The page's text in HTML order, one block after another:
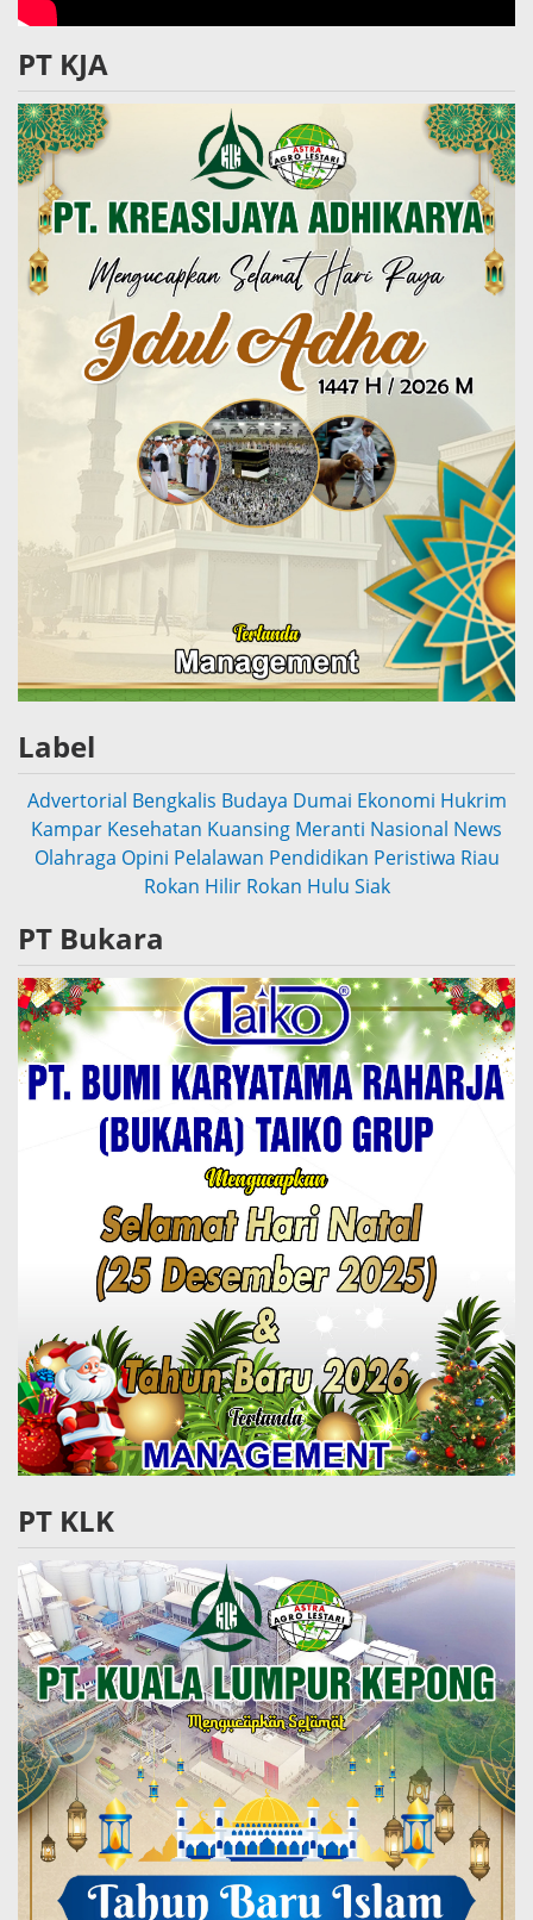
PT KJA
Label
Advertorial Bengkalis Budaya Dumai Ekonomi Hukrim
Kampar Kesehatan Kuansing Meranti Nasional News
Olahraga Opini Pelalawan Pendidikan Peristiwa Riau
Rokan Hilir Rokan Hulu Siak
PT Bukara
PT KLK